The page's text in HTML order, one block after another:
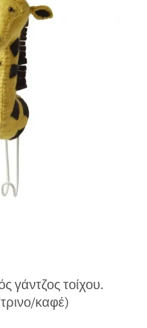
γάντζος τοίχου.
καφέ)